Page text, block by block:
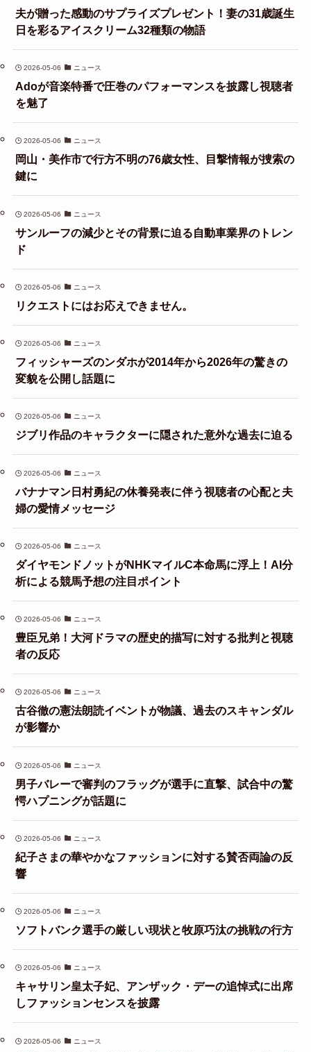
夫が贈った感動のサプライズプレゼント！妻の31歳誕生
日を彩るアイスクリーム32種類の物語
2026-05-06 ニュース
Adoが音楽特番で圧巻のパフォーマンスを披露し視聴者
を魅了
2026-05-06 ニュース
岡山・美作市で行方不明の76歳女性、目撃情報が捜索の
鍵に
2026-05-06 ニュース
サンルーフの減少とその背景に迫る自動車業界のトレン
ド
2026-05-06 ニュース
リクエストにはお応えできません。
2026-05-06 ニュース
フィッシャーズのンダホが2014年から2026年の驚きの
変貌を公開し話題に
2026-05-06 ニュース
ジブリ作品のキャラクターに隠された意外な過去に迫る
2026-05-06 ニュース
バナナマン日村勇紀の休養発表に伴う視聴者の心配と夫
婦の愛情メッセージ
2026-05-06 ニュース
ダイヤモンドノットがNHKマイルC本命馬に浮上！AI分
析による競馬予想の注目ポイント
2026-05-06 ニュース
豊臣兄弟！大河ドラマの歴史的描写に対する批判と視聴
者の反応
2026-05-06 ニュース
古谷徹の憲法朗読イベントが物議、過去のスキャンダル
が影響か
2026-05-06 ニュース
男子バレーで審判のフラッグが選手に直撃、試合中の驚
愕ハプニングが話題に
2026-05-06 ニュース
紀子さまの華やかなファッションに対する賛否両論の反
響
2026-05-06 ニュース
ソフトバンク選手の厳しい現状と牧原巧汰の挑戦の行方
2026-05-06 ニュース
キャサリン皇太子妃、アンザック・デーの追悼式に出席
しファッションセンスを披露
2026-05-06 ニュース